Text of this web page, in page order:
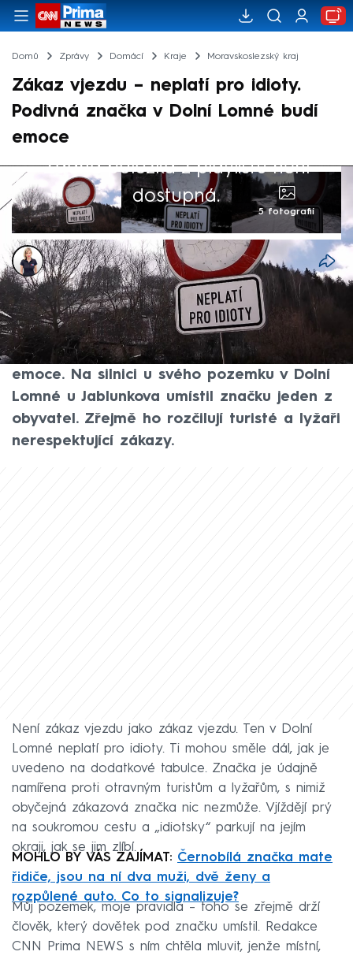
Domů Zprávy Domácí Kraje Moravskoslezský kraj
Zákaz vjezdu – neplatí pro idioty.
Podivná značka v Dolní Lomné budí
emoce
Žádná položka z playlistu není
dostupná.
5 fotografií
Markéta Schenková
20. úno 2025, 16:51
Někdo se zasměje, jiný rozčílí. Dopravní
značka zákaz vjezdu, ovšem s dodatkovou
tabulkou, že to neplatí pro idioty, vzbuzuje
emoce. Na silnici u svého pozemku v Dolní
Lomné u Jablunkova umístil značku jeden z
obyvatel. Zřejmě ho rozčilují turisté a lyžaři
nerespektující zákazy.
Není zákaz vjezdu jako zákaz vjezdu. Ten v Dolní
Lomné neplatí pro idioty. Ti mohou směle dál, jak je
uvedeno na dodatkové tabulce. Značka je údajně
namířena proti otravným turistům a lyžařům, s nimiž
obyčejná zákazová značka nic nezmůže. Vjíždějí prý
na soukromou cestu a „idiotsky“ parkují na jejím
okraji, jak se jim zlíbí.
MOHLO BY VÁS ZAJÍMAT: Černobílá značka mate
řidiče, jsou na ní dva muži, dvě ženy a
rozpůlené auto. Co to signalizuje?
Můj pozemek, moje pravidla – toho se zřejmě drží
člověk, který dovětek pod značku umístil. Redakce
CNN Prima NEWS s ním chtěla mluvit, jenže místní,